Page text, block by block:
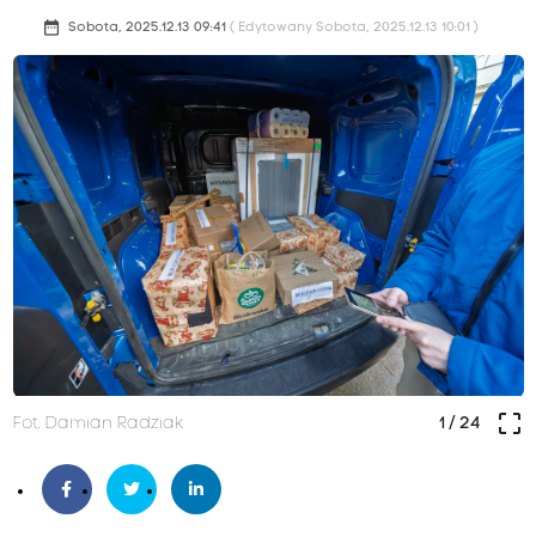
date_range Sobota, 2025.12.13 09:41 ( Edytowany Sobota, 2025.12.13 10:01 )
Fot. Damian Radziak crop_free
1/ 24